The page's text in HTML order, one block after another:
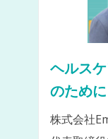
ヘルス
のために
株式会社